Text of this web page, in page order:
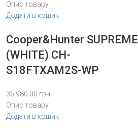
Опис товару
Додати в кошик
Cooper&Hunter SUPREME
(WHITE) CH-
S18FTXAM2S-WP
36,980.00 грн.
Опис товару
Додати в кошик